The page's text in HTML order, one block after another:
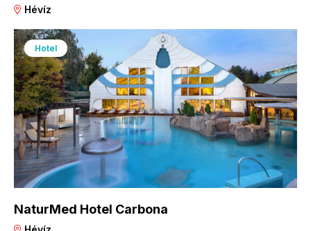
Hévíz
Hotel
NaturMed Hotel Carbona